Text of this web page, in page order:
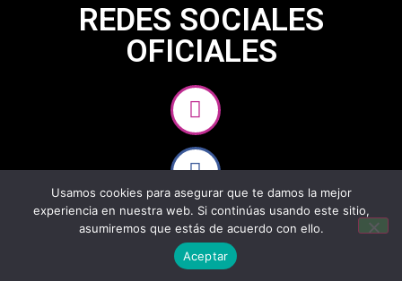
REDES SOCIALES
OFICIALES
Usamos cookies para asegurar que te damos la mejor
experiencia en nuestra web. Si continúas usando este sitio,
asumiremos que estás de acuerdo con ello.
Aceptar